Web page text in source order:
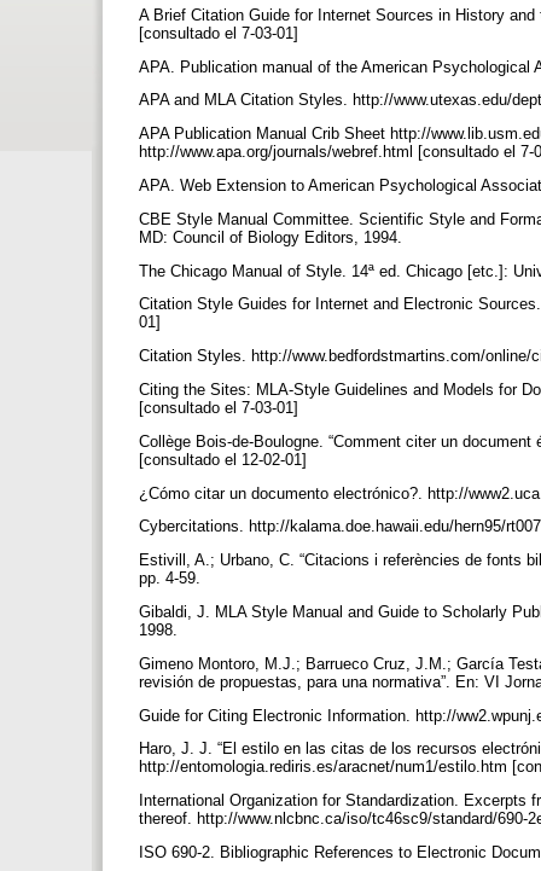
A Brief Citation Guide for Internet Sources in History
[consultado el 7-03-01]
APA. Publication manual of the American
APA and MLA Citation Styles. http://www.utexas.edu/
APA Publication Manual Crib Sheet http://
http://www.apa.org/journals/webref.html [consultado el 7-
APA. Web Extension to American Psychological
CBE Style Manual Committee. Scientific Style and
MD: Council of Biology Editors, 1994.
The Chicago Manual of Style. 14ª ed. Chicago [etc.]:
Citation Style Guides for Internet and Electronic
01]
Citation Styles. http://www.bedfordstmartins.com/
Citing the Sites: MLA-Style Guidelines and Models for
[consultado el 7-03-01]
Collège Bois-de-Boulogne. “Comment citer un
[consultado el 12-02-01]
¿Cómo citar un documento electrónico?. http://
Cybercitations. http://kalama.doe.hawaii.edu/hern95/
Estivill, A.; Urbano, C. “Citacions i referències de fonts
pp. 4-59.
Gibaldi, J. MLA Style Manual and Guide to Scholarly
1998.
Gimeno Montoro, M.J.; Barrueco Cruz, J.M.; García
revisión de propuestas, para una normativa”. En: VI
Guide for Citing Electronic Information. http://
Haro, J. J. “El estilo en las citas de los recursos
http://entomologia.rediris.es/aracnet/num1/estilo.htm
International Organization for Standardization.
thereof. http://www.nlcbnc.ca/iso/tc46sc9/standard/690-
ISO 690-2. Bibliographic References to Electronic